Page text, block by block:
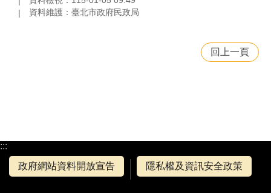
資料維護：臺北市政府民政局
回上一頁
:::
政府網站資料開放宣告
隱私權及資訊安全政策